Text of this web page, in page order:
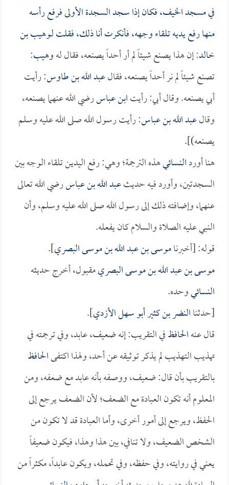
في مسجد الخيف، فكان إذا سجد السجدة الأولى فرفع رأسه
منها رفع يديه تلقاء وجهه، فأنكرت أنا ذلك، فقلت لـوهيب بن
خالد: إن هذا يصنع شيئاً لم أر أحداً يصنعه، فقال لهوهيب:
تصنع شيئاً لم نر أحداً يصنعه، فقالعبد الله بن طاوس: رأيت
أبي يصنعه. وقال أبي: رأيتابن عباسرضي الله عنهما يصنعه،
وقالعبد الله بن عباس: رأيت رسول الله صلى الله عليه وسلم
يصنعه)].
هنا أوردالنسائيهذه الترجمة؛ وهي: رفع اليدين تلقاء الوجه بين
السجدتين، وأورد فيه حديثعبد الله بن عباسرضي الله تعالى
عنهما، وإضافته ذلك إلى رسول الله صلى الله عليه وسلم، وأن
النبي عليه الصلاة والسلام كان يفعله.
قوله: [أخبرناموسى بن عبد الله بن موسى البصري].
موسى بن عبد الله بن موسى البصريمقبول، أخرج حديثه
النسائيوحده.
[حدثناالنضر بن كثير أبو سهل الأزدي].
قال عنهالحافظفي التقريب: إنه ضعيف، عابد، وفي ترجمته في
تهذيب التهذيب لم يذكر توثيقه عن أحد، ولهذا اكتفىالحافظ
بالتقريب بأن قال: ضعيف، ووصفه بأنه عابد مع ضعفه، ومن
المعلوم أنه تكون العبادة مع الضعف؛ لأن الضعف يرجع إلى
الحفظ، ويرجع إلى أمور أخرى، وأما العبادة قد لا تكون من
الشخص الضعيف، ولا تنافي، بين هذا وهذا، فيكون ضعيفاً
يعني في روايته، وفي حفظه، وفي تحمله، ويكون عابداً، مكثراً من